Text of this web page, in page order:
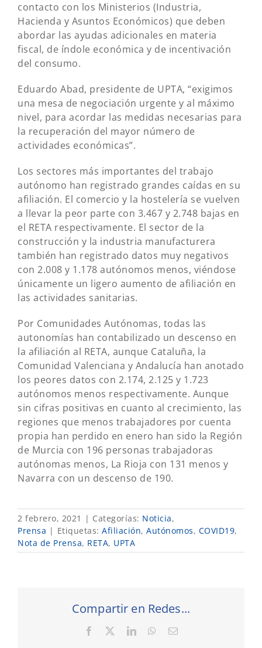
contacto con los Ministerios (Industria,
Hacienda y Asuntos Económicos) que deben
abordar las ayudas adicionales en materia
fiscal, de índole económica y de incentivación
del consumo.
Eduardo Abad, presidente de UPTA, “exigimos
una mesa de negociación urgente y al máximo
nivel, para acordar las medidas necesarias para
la recuperación del mayor número de
actividades económicas”.
Los sectores más importantes del trabajo
autónomo han registrado grandes caídas en su
afiliación. El comercio y la hostelería se vuelven
a llevar la peor parte con 3.467 y 2.748 bajas en
el RETA respectivamente. El sector de la
construcción y la industria manufacturera
también han registrado datos muy negativos
con 2.008 y 1.178 autónomos menos, viéndose
únicamente un ligero aumento de afiliación en
las actividades sanitarias.
Por Comunidades Autónomas, todas las
autonomías han contabilizado un descenso en
la afiliación al RETA, aunque Cataluña, la
Comunidad Valenciana y Andalucía han anotado
los peores datos con 2.174, 2.125 y 1.723
autónomos menos respectivamente. Aunque
sin cifras positivas en cuanto al crecimiento, las
regiones que menos trabajadores por cuenta
propia han perdido en enero han sido la Región
de Murcia con 196 personas trabajadoras
autónomas menos, La Rioja con 131 menos y
Navarra con un descenso de 190.
2 febrero, 2021 | Categorías: Noticia,
Prensa | Etiquetas: Afiliación, Autónomos, COVID19,
Nota de Prensa, RETA, UPTA
Compartir en Redes...
Facebook LinkedInWhatsApp
Correo